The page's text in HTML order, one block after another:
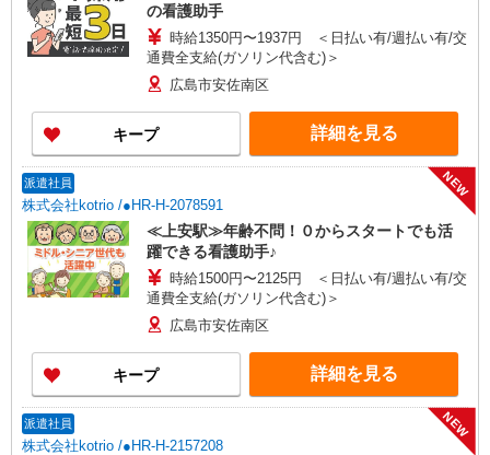
の看護助手
時給1350円〜1937円 ＜日払い有/週払い有/交
通費全支給(ガソリン代含む)＞
広島市安佐南区
キープ 詳細を見る
派遣社員
株式会社kotrio /●HR-H-2078591
NEW
≪上安駅≫年齢不問！０からスタートでも活
躍できる看護助手♪
時給1500円〜2125円 ＜日払い有/週払い有/交
通費全支給(ガソリン代含む)＞
広島市安佐南区
キープ 詳細を見る
派遣社員
株式会社kotrio /●HR-H-2157208
NEW